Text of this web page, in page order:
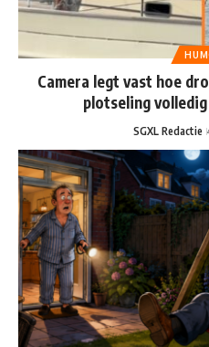
Camera legt vast hoe
plotseling
SGXL Redactie